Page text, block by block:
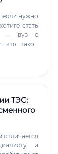
если нужно
стать
— вуз с
кто такой
система
ТЭС:
отличается
и